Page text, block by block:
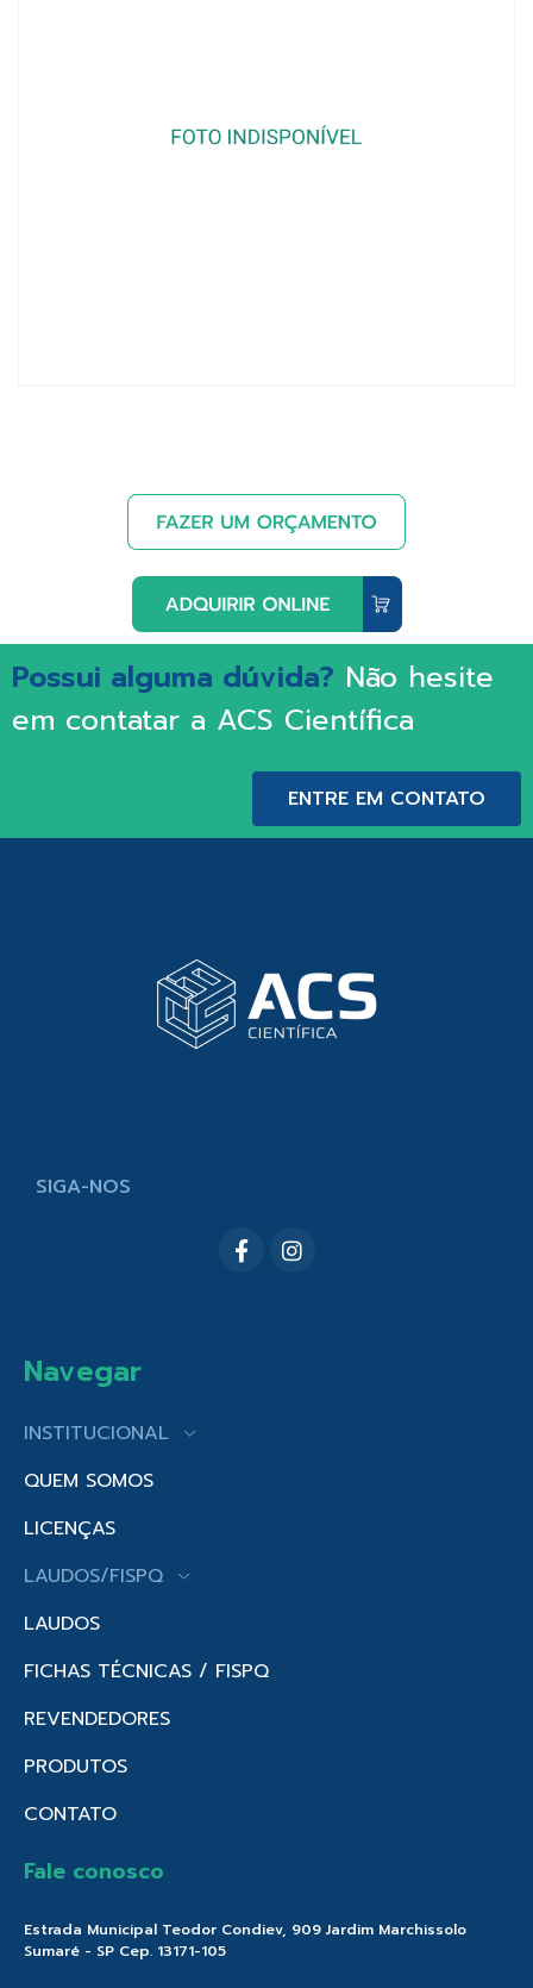
Possui alguma dúvida? Não hesite
em contatar a ACS Científica
ENTRE EM CONTATO
SIGA-NOS
Navegar
INSTITUCIONAL
QUEM SOMOS
LICENÇAS
LAUDOS/FISPQ
LAUDOS
FICHAS TÉCNICAS / FISPQ
REVENDEDORES
PRODUTOS
CONTATO
Fale conosco
Estrada Municipal Teodor Condiev, 909 Jardim Marchissolo
Sumaré - SP Cep. 13171-105